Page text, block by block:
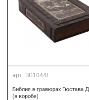
арт. BG1044F
Библия в гравюрах Гюстава
(в коробе)